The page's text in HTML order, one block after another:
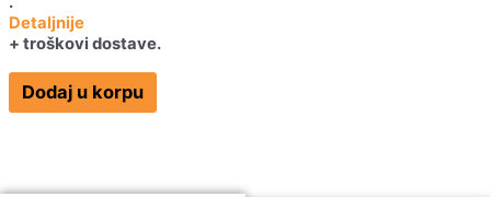
Detaljnije
+ troškovi dostave.
Dodaj u korpu